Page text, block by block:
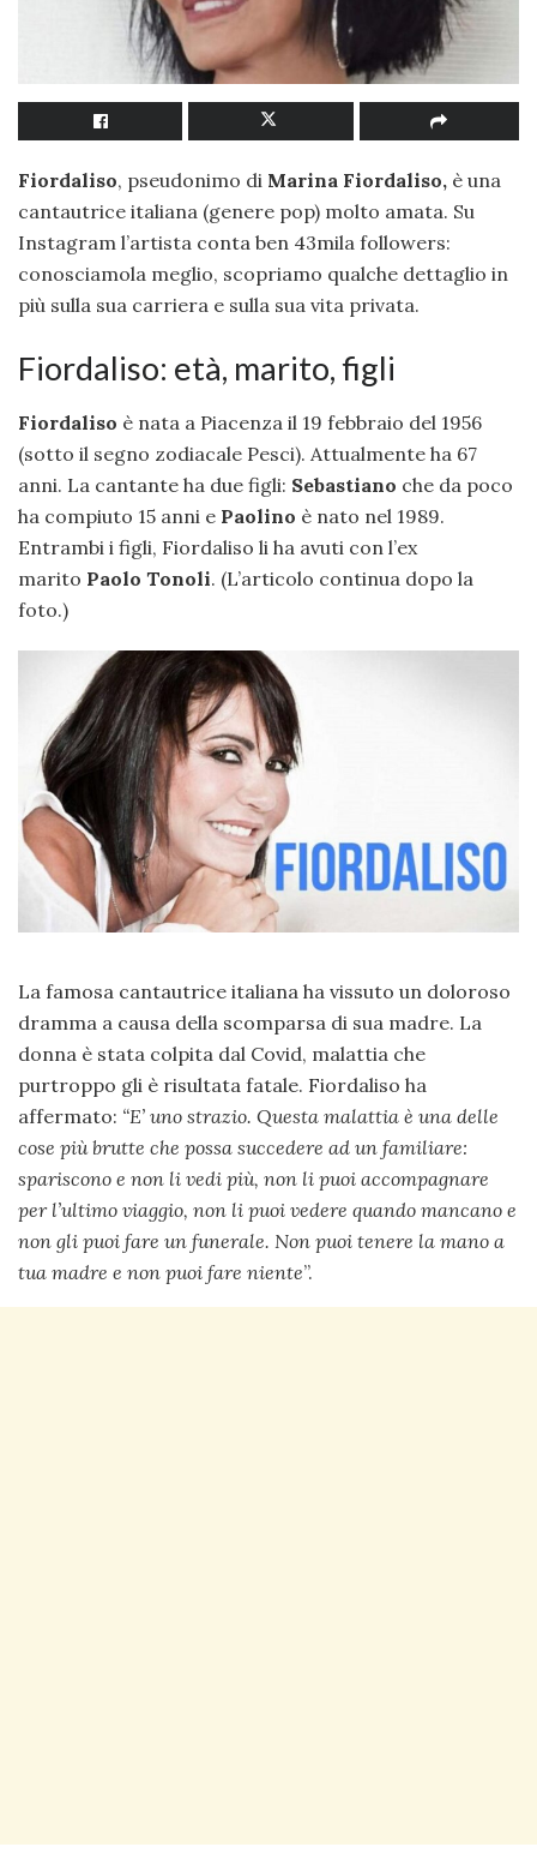
Fiordaliso, pseudonimo di Marina Fiordaliso, è una
cantautrice italiana (genere pop) molto amata. Su
Instagram l’artista conta ben 43mila followers:
conosciamola meglio, scopriamo qualche dettaglio in
più sulla sua carriera e sulla sua vita privata.
Fiordaliso: età, marito, figli
Fiordaliso è nata a Piacenza il 19 febbraio del 1956
(sotto il segno zodiacale Pesci). Attualmente ha 67
anni. La cantante ha due figli: Sebastiano che da poco
ha compiuto 15 anni e Paolino è nato nel 1989.
Entrambi i figli, Fiordaliso li ha avuti con l’ex
marito Paolo Tonoli. (L’articolo continua dopo la
foto.)
La famosa cantautrice italiana ha vissuto un doloroso
dramma a causa della scomparsa di sua madre. La
donna è stata colpita dal Covid, malattia che
purtroppo gli è risultata fatale. Fiordaliso ha
affermato: “E’ uno strazio. Questa malattia è una delle
cose più brutte che possa succedere ad un familiare:
spariscono e non li vedi più, non li puoi accompagnare
per l’ultimo viaggio, non li puoi vedere quando mancano e
non gli puoi fare un funerale. Non puoi tenere la mano a
tua madre e non puoi fare niente”.